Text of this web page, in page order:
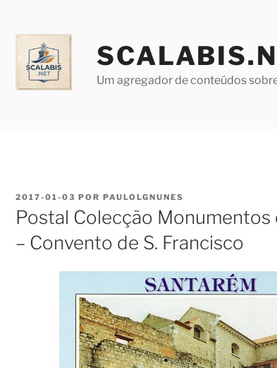
Um agregador de conteúdos
PUBLICADO
EM
2017-01-03 POR PAULOLGNUNES
Postal Colecção Monumentos
– Convento de S. Francisco